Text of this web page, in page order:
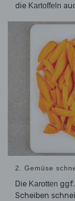
die Kartoffeln
2. Gemüse
Die Karotten
Scheiben